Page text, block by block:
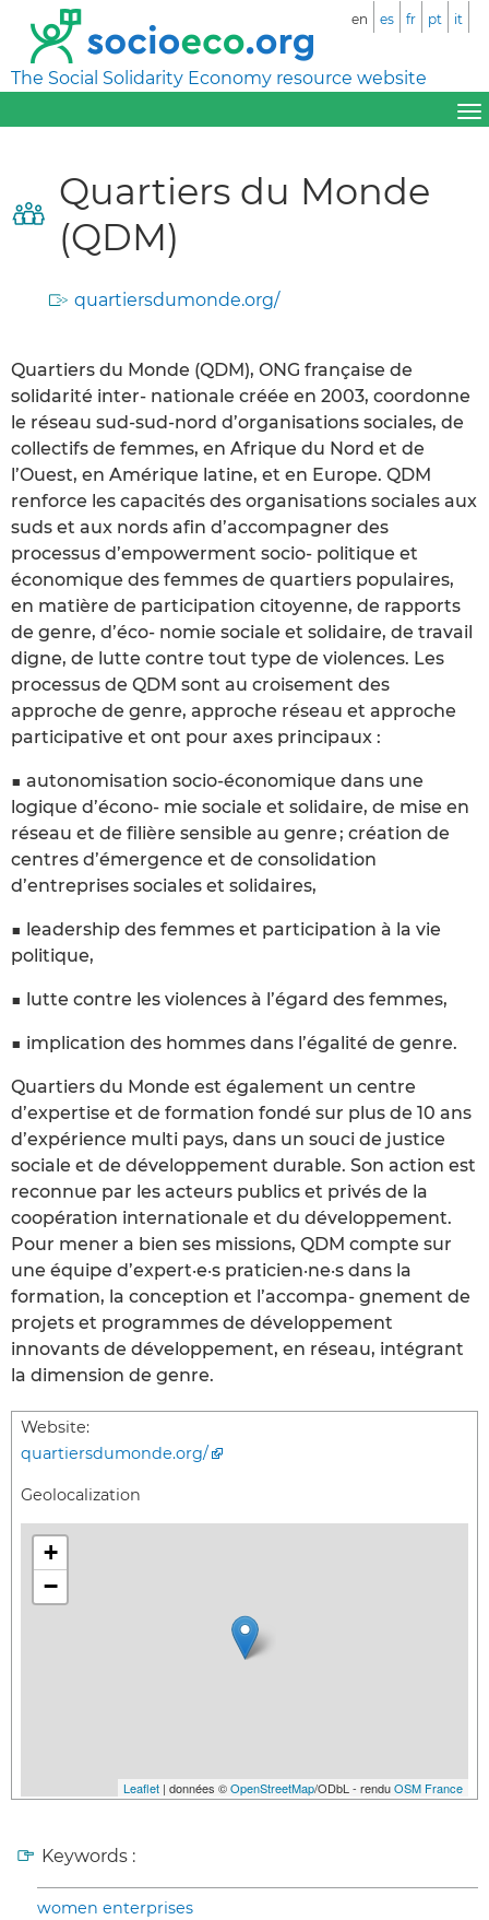
The Social Solidarity Economy resource website
en es fr pt it
Quartiers du Monde
(QDM)
quartiersdumonde.org/
Quartiers du Monde (QDM), ONG française de
solidarité inter- nationale créée en 2003, coordonne
le réseau sud-sud-nord d’organisations sociales, de
collectifs de femmes, en Afrique du Nord et de
l’Ouest, en Amérique latine, et en Europe. QDM
renforce les capacités des organisations sociales aux
suds et aux nords afin d’accompagner des
processus d’empowerment socio- politique et
économique des femmes de quartiers populaires,
en matière de participation citoyenne, de rapports
de genre, d’éco- nomie sociale et solidaire, de travail
digne, de lutte contre tout type de violences. Les
processus de QDM sont au croisement des
approche de genre, approche réseau et approche
participative et ont pour axes principaux :
■ autonomisation socio-économique dans une
logique d’écono- mie sociale et solidaire, de mise en
réseau et de filière sensible au genre ; création de
centres d’émergence et de consolidation
d’entreprises sociales et solidaires,
■ leadership des femmes et participation à la vie
politique,
■ lutte contre les violences à l’égard des femmes,
■ implication des hommes dans l’égalité de genre.
Quartiers du Monde est également un centre
d’expertise et de formation fondé sur plus de 10 ans
d’expérience multi pays, dans un souci de justice
sociale et de développement durable. Son action est
reconnue par les acteurs publics et privés de la
coopération internationale et du développement.
Pour mener a bien ses missions, QDM compte sur
une équipe d’expert·e·s praticien·ne·s dans la
formation, la conception et l’accompa- gnement de
projets et programmes de développement
innovants de développement, en réseau, intégrant
la dimension de genre.
Website:
quartiersdumonde.org/
Geolocalization
+
−
Leaflet | données ©OpenStreetMap/ODbL - renduOSM France
Keywords :
women enterprises